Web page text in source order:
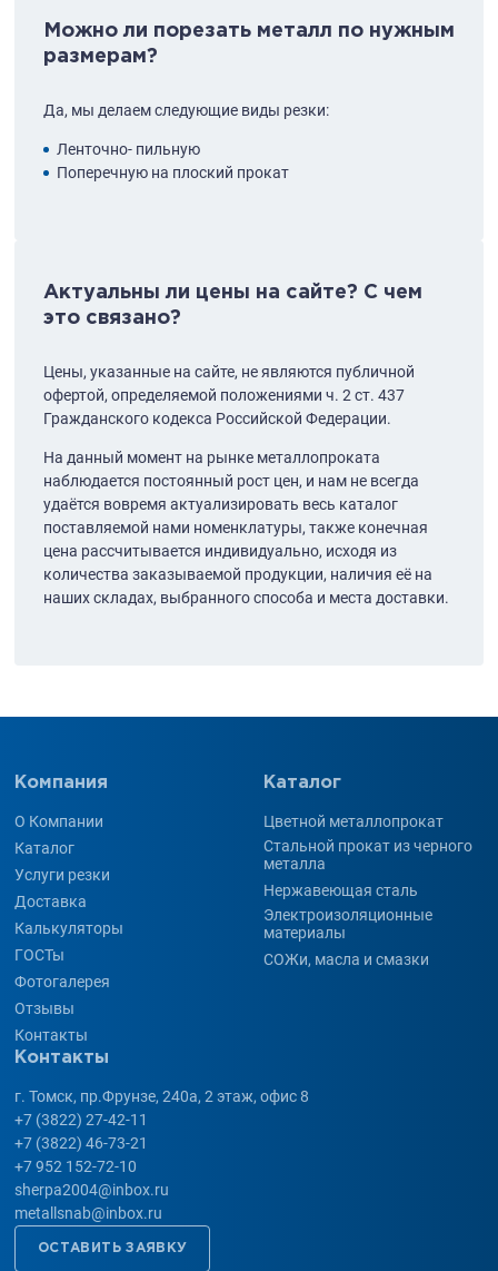
Можно ли порезать металл по нужным
размерам?
Да, мы делаем следующие виды резки:
Ленточно- пильную
Поперечную на плоский прокат
Актуальны ли цены на сайте? С чем
это связано?
Цены, указанные на сайте, не являются публичной
офертой, определяемой положениями ч. 2 ст. 437
Гражданского кодекса Российской Федерации.
На данный момент на рынке металлопроката
наблюдается постоянный рост цен, и нам не всегда
удаётся вовремя актуализировать весь каталог
поставляемой нами номенклатуры, также конечная
цена рассчитывается индивидуально, исходя из
количества заказываемой продукции, наличия её на
наших складах, выбранного способа и места доставки.
ОСТАВИТЬ ЗАЯВКУ
Контакты
г. Томск, пр.Фрунзе, 240а, 2 этаж, офис 8
+7 (3822) 27-42-11
+7 (3822) 46-73-21
+7 952 152-72-10
sherpa2004@inbox.ru
metallsnab@inbox.ru
Компания
О Компании
Каталог
Услуги резки
Доставка
Калькуляторы
ГОСТы
Фотогалерея
Отзывы
Контакты
Каталог
Цветной металлопрокат
Стальной прокат из черного
металла
Нержавеющая сталь
Электроизоляционные
материалы
СОЖи, масла и смазки